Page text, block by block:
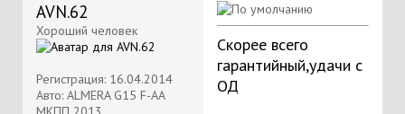
AVN.62
Хороший человек
Регистрация: 16.04.2014
Авто: ALMERA G15 F-AA
Скорее всего
гарантийный,удачи с
ОД